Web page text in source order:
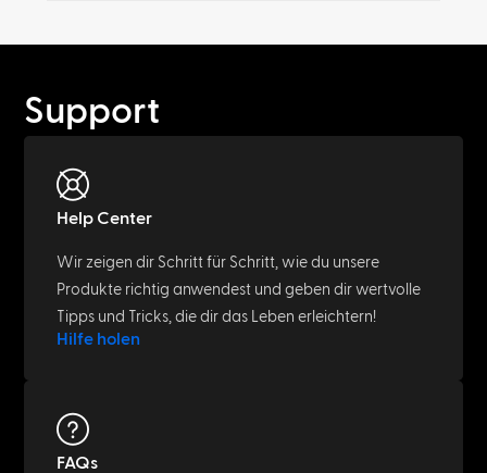
Support
Help Center
Wir zeigen dir Schritt für Schritt, wie du unsere
Produkte richtig anwendest und geben dir wertvolle
Tipps und Tricks, die dir das Leben erleichtern!
Hilfe holen
FAQs